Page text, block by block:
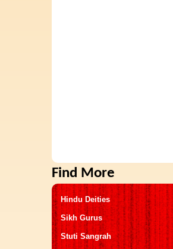
Find More
Hindu Deities
Sikh Gurus
Stuti Sangrah